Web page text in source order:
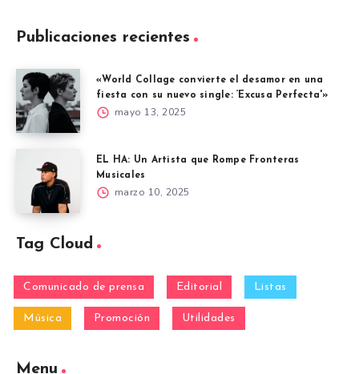
Publicaciones recientes
«World Collage convierte el desamor en una
fiesta con su nuevo single: ‘Excusa Perfecta'»
mayo 13, 2025
EL HA: Un Artista que Rompe Fronteras
Musicales
marzo 10, 2025
Tag Cloud
Comunicado de prensa Editorial Listas
Música Promoción Utilidades
Menu